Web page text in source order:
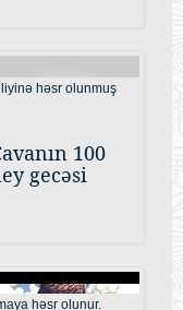
100
gecəsi